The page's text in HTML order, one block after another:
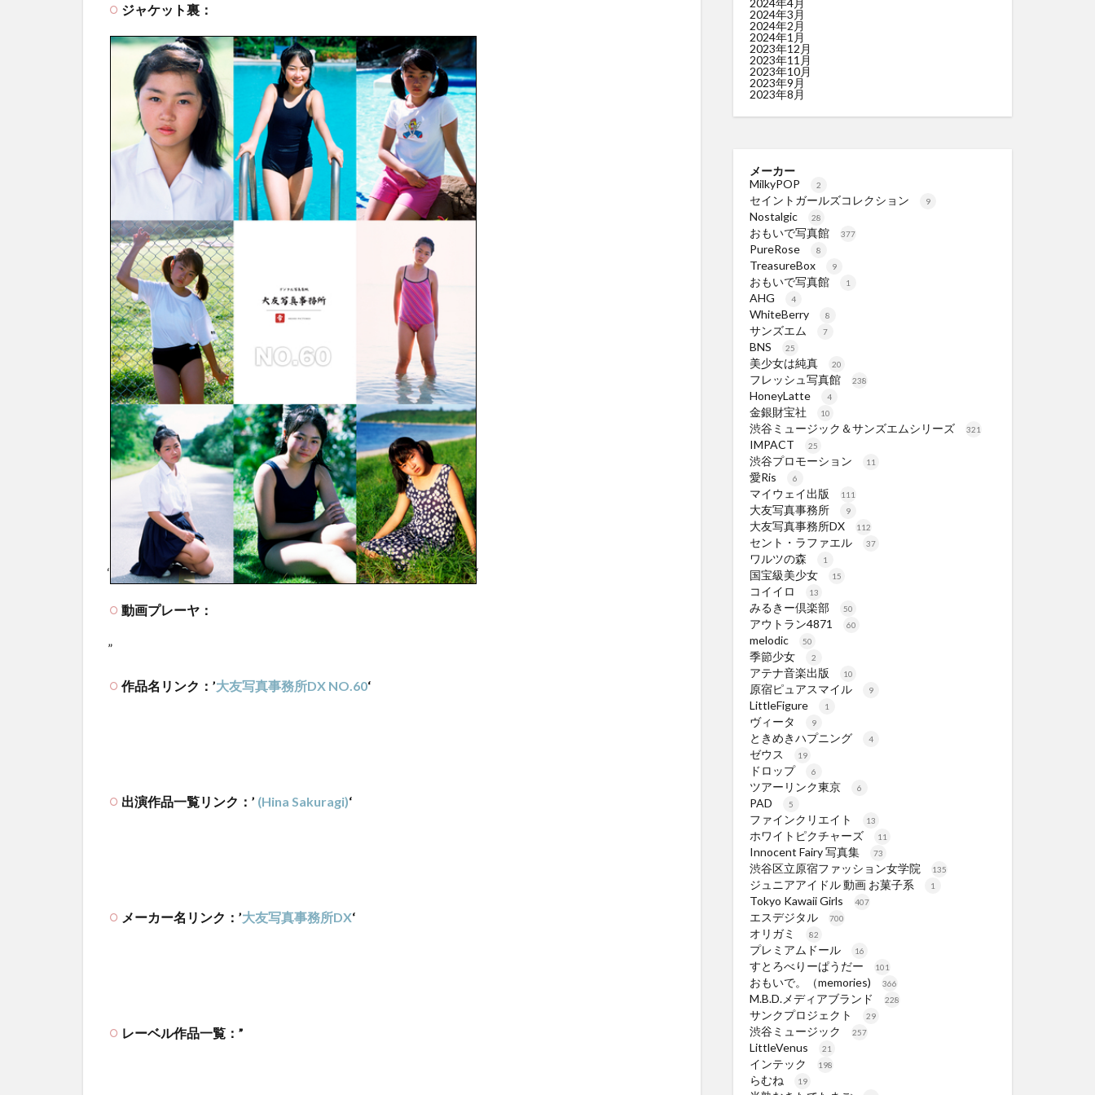
ジャケット裏：
‘ ‘
動画プレーヤ：
”
作品名リンク：’大友写真事務所DX NO.60‘
出演作品一覧リンク：’ (Hina Sakuragi)‘
メーカー名リンク：’大友写真事務所DX‘
レーベル作品一覧：”
2024年4月
2024年3月
2024年2月
2024年1月
2023年12月
2023年11月
2023年10月
2023年9月
2023年8月
メーカー
MilkyPOP
2
セイントガールズコレクション 9
Nostalgic 28
おもいで写真館 377
PureRose 8
TreasureBox 9
おもいで写真館 1
AHG 4
WhiteBerry 8
サンズエム 7
BNS 25
美少女は純真 20
フレッシュ写真館 238
HoneyLatte 4
金銀財宝社 10
渋谷ミュージック＆サンズエムシリーズ 321
IMPACT 25
渋谷プロモーション 11
愛Ris 6
マイウェイ出版 111
大友写真事務所 9
大友写真事務所DX 112
セント・ラファエル 37
ワルツの森 1
国宝級美少女 15
コイイロ 13
みるきー倶楽部 50
アウトラン4871 60
melodic 50
季節少女 2
アテナ音楽出版 10
原宿ピュアスマイル 9
LittleFigure 1
ヴィータ 9
ときめきハプニング 4
ゼウス 19
ドロップ 6
ツアーリンク東京 6
PAD 5
ファインクリエイト 13
ホワイトピクチャーズ 11
Innocent Fairy 写真集 73
渋谷区立原宿ファッション女学院 135
ジュニアアイドル 動画 お菓子系 1
Tokyo Kawaii Girls 407
エスデジタル 700
オリガミ 82
プレミアムドール 16
すとろべりーぱうだー 101
おもいで。（memories) 366
M.B.D.メディアブランド 228
サンクプロジェクト 29
渋谷ミュージック 257
LittleVenus 21
インテック 198
らむね 19